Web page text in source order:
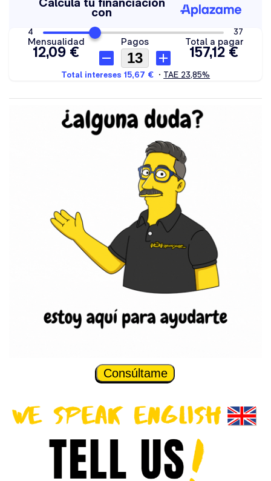
Consúltame